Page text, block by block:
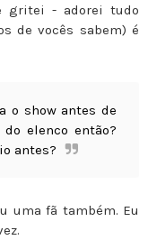
gritei - adorei tudo
de vocês sabem) é
o show antes de
elenco então?
antes?
uma fã também. Eu